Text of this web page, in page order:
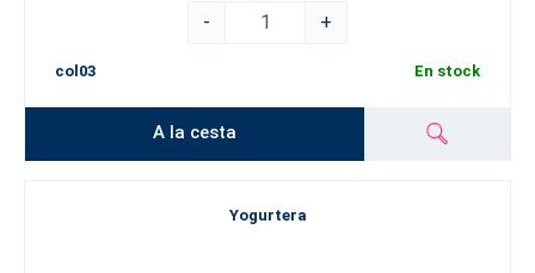
-
+
col03 En stock
A la cesta
Yogurtera